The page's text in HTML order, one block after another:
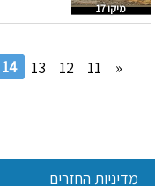
מיקו 17
«
11
12
13
14
מדיניות החזרים